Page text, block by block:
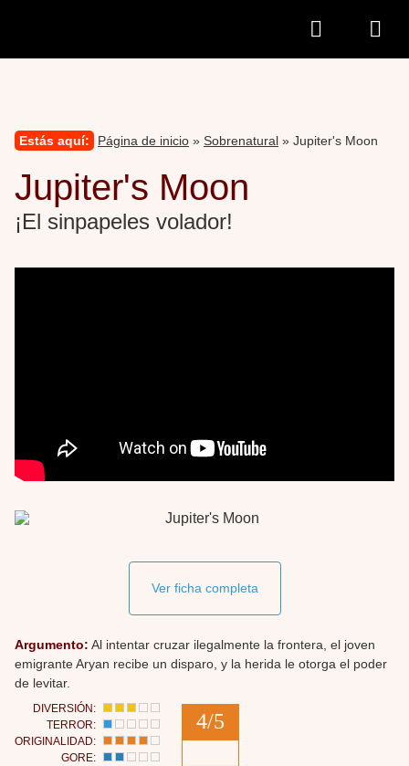
Estás aquí: Página de inicio » Sobrenatural » Jupiter's Moon
Jupiter's Moon
¡El sinpapeles volador!
Ver ficha completa
Argumento: Al intentar cruzar ilegalmente la frontera, el joven
emigrante Aryan recibe un disparo, y la herida le otorga el poder
de levitar.
DIVERSIÓN:
TERROR:
ORIGINALIDAD:
GORE:
4/5